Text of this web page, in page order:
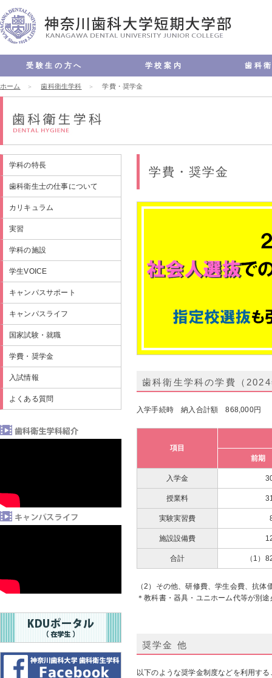
受験生の方へ
オープンキャンパス
進学相談会
入試情報
入試資料請求
入学試験要項
よくある質問
学校案内
理念・教育方針
学長メッセージ
認証評価
沿革
キャンパス案内
情報公開
交通アクセス
お問い合わせ
歯科
ホーム 歯科衛生学科 学費・奨学金
学科の特長
歯科衛生士の仕事について
カリキュラム
実習
学科の施設
学生VOICE
キャンパスサポート
キャンパスライフ
国家試験・就職
学費・奨学金
入試情報
よくある質問
学費・奨学金
歯科衛生学科の学費（
入学手続時 納入合計額 868,000円
項目
前期
入学金
授業料
実験実習費
施設設備費
合計 （1）
（2）その他、研修費、学生会費、抗
＊教科書・器具・ユニホーム代等が別
奨学金 他
以下のような奨学金制度などを利用す